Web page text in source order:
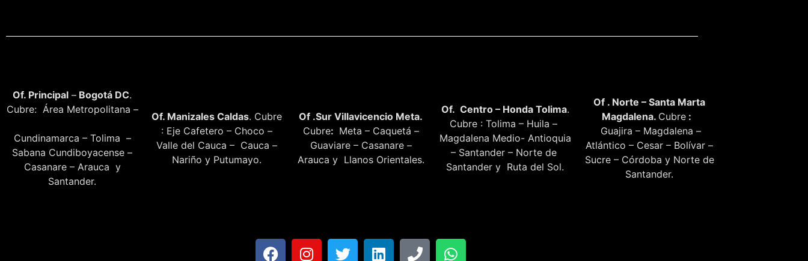
Of. Principal – Bogotá DC.
Cubre: Área Metropolitana –
Cundinamarca – Tolima –
Sabana Cundiboyacense –
Casanare – Arauca y
Santander.
Of. Manizales Caldas. Cubre
: Eje Cafetero – Choco –
Valle del Cauca – Cauca –
Nariño y Putumayo.
Of .Sur Villavicencio Meta.
Cubre: Meta – Caquetá –
Guaviare – Casanare –
Arauca y Llanos Orientales.
Of. Centro – Honda Tolima.
Cubre : Tolima – Huila –
Magdalena Medio- Antioquia
– Santander – Norte de
Santander y Ruta del Sol.
Of . Norte – Santa Marta
Magdalena. Cubre :
Guajira – Magdalena –
Atlántico – Cesar – Bolívar –
Sucre – Córdoba y Norte de
Santander.